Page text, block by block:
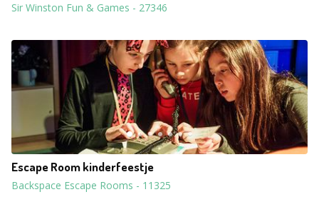
Sir Winston Fun & Games - 27346
Escape Room kinderfeestje
Backspace Escape Rooms - 11325